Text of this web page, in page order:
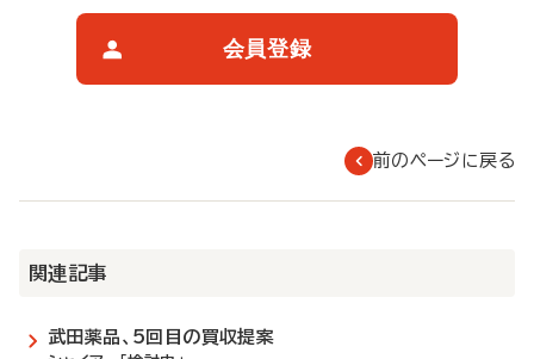
会員登録
前のページに戻る
関連記事
武田薬品、5回目の買収提案